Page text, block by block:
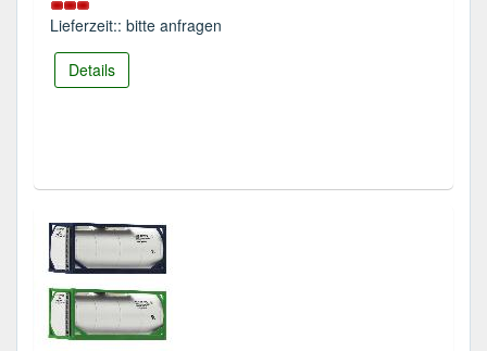
Lieferzeit:: bitte anfragen
Details